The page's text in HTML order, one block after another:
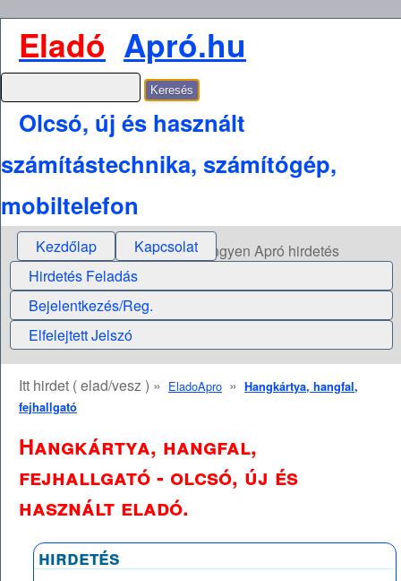
Eladó Apró.hu
Olcsó, új és használt
számítástechnika, számítógép,
mobiltelefon
Kezdőlap Kapcsolat
Ingyen Apró hirdetés
Hirdetés Feladás
Bejelentkezés/Reg.
Elfelejtett Jelszó
Itt hirdet ( elad/vesz ) » EladoApro » Hangkártya, hangfal,
fejhallgató
Hangkártya, hangfal,
fejhallgató - olcsó, új és
használt eladó.
hirdetés